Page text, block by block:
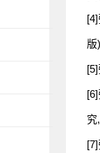
版
究